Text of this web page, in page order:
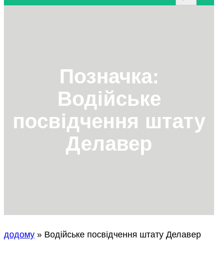
Позначка:
Водійське
посвідчення штату
Делавер
додому » Водійське посвідчення штату Делавер